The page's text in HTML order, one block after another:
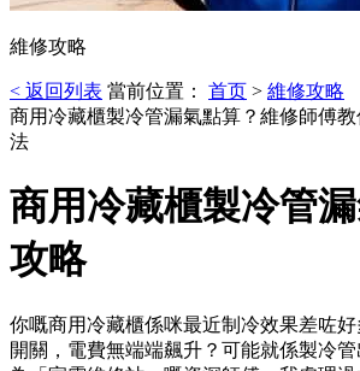
維修攻略
< 返回列表 當前位置： 首页 > 維修攻略
商用冷藏櫃製冷管漏氣點算？維修師傅
法
商用冷藏櫃製冷管
攻略
你嘅商用冷藏櫃係咪最近制冷效果差咗
開關，電費無端端飆升？可能就係製冷